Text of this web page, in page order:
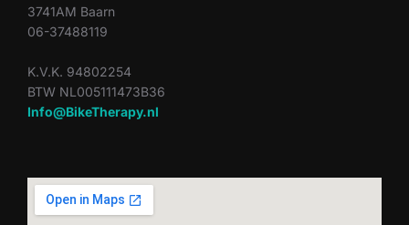
3741AM Baarn
06-37488119
K.V.K. 94802254
BTW NL005111473B36
Info@BikeTherapy.nl